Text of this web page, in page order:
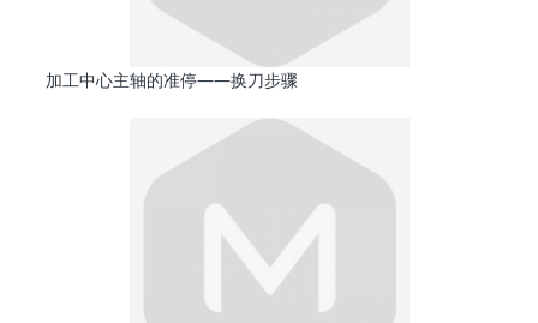
加工中心主轴的准停——换刀步骤